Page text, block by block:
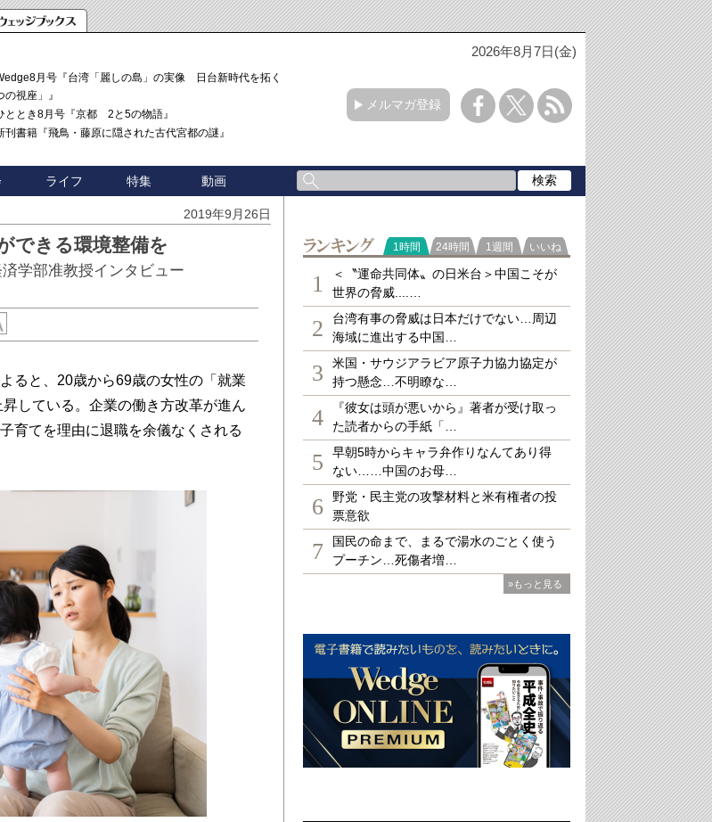
2026年8月7日(金)
月号『台湾「麗しの島」の実像 日台新時代を拓く「3
の視座」』
ととき8月号『京都 2と5の物語』
刊書籍『飛鳥・藤原に隠された古代宮都の謎』
メルマガ登録
ライフ 特集 動画
2019年9月26日
できる環境整備を
学部准教授インタビュー
ると、20歳から69歳の女性の「就業
している。企業の働き方改革が進ん
育てを理由に退職を余儀なくされる
ランキング
1時間 24時間 1週間 いいね
1
＜〝運命共同体〟の日米台＞中国こそが
世界の脅威....…
2
台湾有事の脅威は日本だけでない…周辺
海域に進出する中国…
3
米国・サウジアラビア原子力協力協定が
持つ懸念…不明瞭な…
4
『彼女は頭が悪いから』著者が受け取っ
た読者からの手紙「…
5
早朝5時からキャラ弁作りなんてあり得
ない……中国のお母…
6
野党・民主党の攻撃材料と米有権者の投
票意欲
7
国民の命まで、まるで湯水のごとく使う
プーチン…死傷者増…
»もっと見る